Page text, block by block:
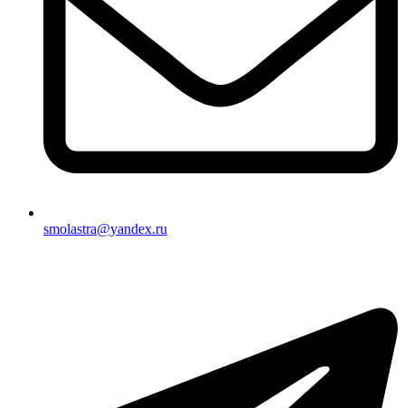
smolastra@yandex.ru